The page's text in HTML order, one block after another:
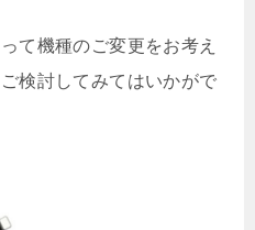
て機種のご変更をお考え
検討してみてはいかがで